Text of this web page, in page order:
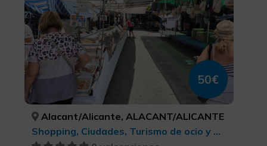
50€
Alacant/Alicante, ALACANT/ALICANTE
Shopping, Ciudades, Turismo de ocio y diversión, Turismo cultural